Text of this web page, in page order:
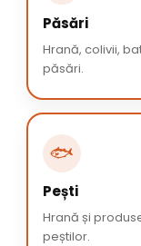
Păsări
Hrană, colivii,
păsări.
🐟
Pești
Hrană și
peștilor.